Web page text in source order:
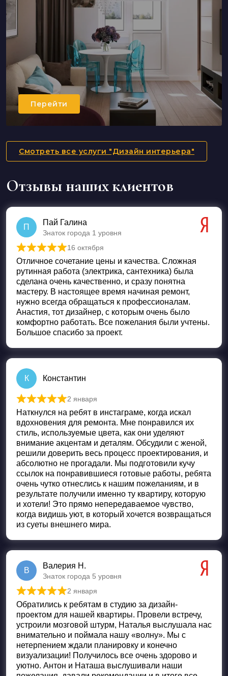
Перейти
Смотреть все услуги "Дизайн интерьера"
Отзывы наших клиентов
П
Пай Галина
Знаток города 1 уровня
Оценка5 из 5
16 октября
Отличное сочетание цены и качества. Сложная
рутинная работа (электрика, сантехника) была
сделана очень качественно, и сразу понятна
мастеру. В настоящее время начиная ремонт,
нужно всегда обращаться к профессионалам.
Анастия, тот дизайнер, с которым очень было
комфортно работать. Все пожелания были учтены.
Большое спасибо за проект.
К Константин
Оценка 5из 5
2 января
Наткнулся на ребят в инстаграме, когда искал
вдохновения для ремонта. Мне понравился их
стиль, используемые цвета, как они уделяют
внимание акцентам и деталям. Обсудили с женой,
решили доверить весь процесс проектирования, и
абсолютно не прогадали. Мы подготовили кучу
ссылок на понравившиеся готовые работы, ребята
очень чутко отнеслись к нашим пожеланиям, и в
результате получили именно ту квартиру, которую
и хотели! Это прямо непередаваемое чувство,
когда видишь уют, в который хочется возвращаться
из суеты внешнего мира.
В
Валерия Н.
Знаток города 5 уровня
Оценка 5из 5
2 января
Обратились к ребятам в студию за дизайн-
проектом для нашей квартиры. Провели встречу,
устроили мозговой штурм, Наталья выслушала нас
внимательно и поймала нашу «волну». Мы с
нетерпением ждали планировку и конечно
визуализации! Получилось все очень здорово и
уютно. Антон и Наташа выслушивали наши